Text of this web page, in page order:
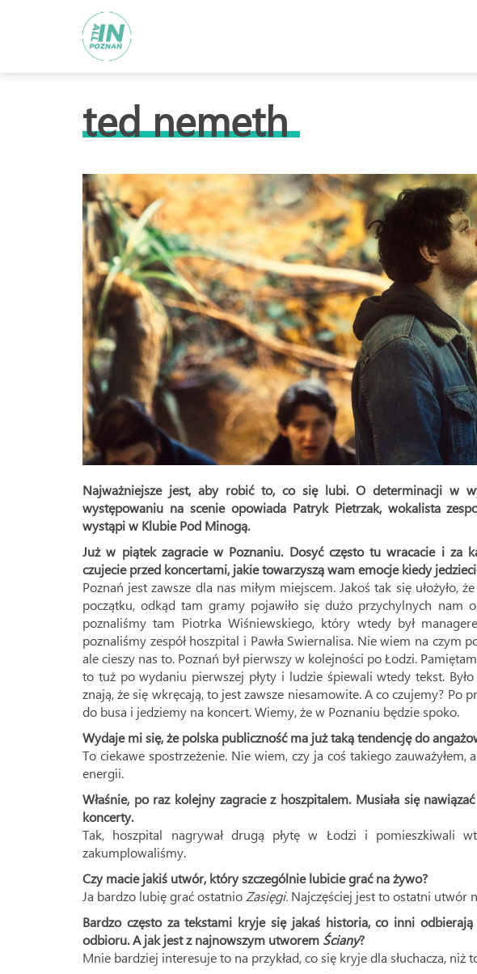
ted nemeth
Najważniejsze jest, aby robić to, co się lubi. O determinacji w
występowaniu na scenie opowiada Patryk Pietrzak, wokalista
wystąpi w Klubie Pod Minogą.
Już w piątek zagracie w Poznaniu. Dosyć często tu wracacie i za
czujecie przed koncertami, jakie towarzyszą wam emocje kiedy
Poznań jest zawsze dla nas miłym miejscem. Jakoś tak się ułożyło,
początku, odkąd tam gramy pojawiło się dużo przychylnych nam
poznaliśmy tam Piotrka Wiśniewskiego, który wtedy był
poznaliśmy zespół hoszpital i Pawła Swiernalisa. Nie wiem na czym
ale cieszy nas to. Poznań był pierwszy w kolejności po Łodzi.
to tuż po wydaniu pierwszej płyty i ludzie śpiewali wtedy tekst.
znają, że się wkręcają, to jest zawsze niesamowite. A co czujemy? Po
do busa i jedziemy na koncert. Wiemy, że w Poznaniu będzie spoko.
Wydaje mi się, że polska publiczność ma już taką tendencję do
To ciekawe spostrzeżenie. Nie wiem, czy ja coś takiego
energii.
Właśnie, po raz kolejny zagracie z hoszpitalem. Musiała się
koncerty.
Tak, hoszpital nagrywał drugą płytę w Łodzi i pomieszkiwali
zakumplowaliśmy.
Czy macie jakiś utwór, który szczególnie lubicie grać na żywo?
Ja bardzo lubię grać ostatnio Zasięgi. Najczęściej jest to ostatni utwór
Bardzo często za tekstami kryje się jakaś historia, co inni
odbioru. A jak jest z najnowszym utworem Ściany?
Mnie bardziej interesuje to na przykład, co się kryje dla słuchacza, niż